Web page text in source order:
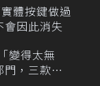
體按鍵做過
因此消失
變得太無
，三款手